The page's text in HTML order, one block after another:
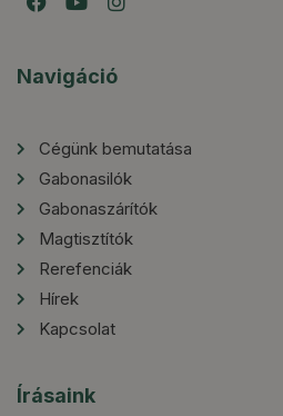
Navigáció
Cégünk bemutatása
Gabonasilók
Gabonaszárítók
Magtisztítók
Rerefenciák
Hírek
Kapcsolat
Írásaink